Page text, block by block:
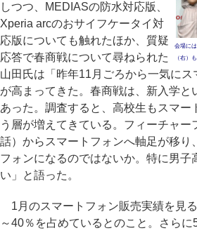
会場に
（右）
しつつ、MEDIASの防水対応版、
Xperia arcのおサイフケータイ対
応版についても触れたほか、質疑
応答で春商戦について尋ねられた
山田氏は「昨年11月ごろから一気に
が高まってきた。春商戦は、新入学と
あった。調査すると、高校生もスマー
う層が増えてきている。フィーチャー
話）からスマートフォンへ軸足が移り
フォンになるのではないか。特に男子
い」と語った。
1月のスマートフォン販売実績を見
～40％を占めているとのこと。さら